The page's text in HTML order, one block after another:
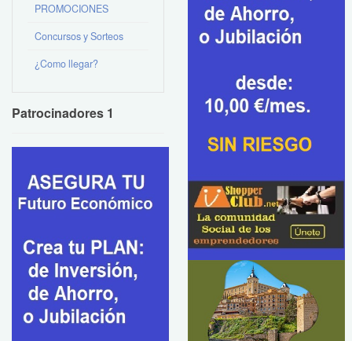
PROMOCIONES
Concursos y Sorteos
¿Como llegar?
Patrocinadores 1